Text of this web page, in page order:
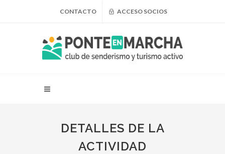
CONTACTO ACCESO SOCIOS
DETALLES DE LA
ACTIVIDAD